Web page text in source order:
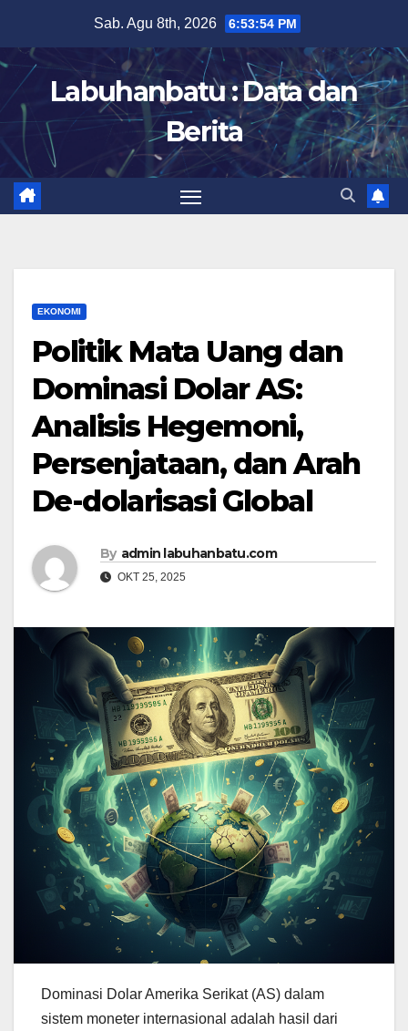
content
Sab. Agu 8th, 2026 6:53:55 PM
Labuhanbatu : Data dan
Berita
EKONOMI
Politik Mata Uang dan
Dominasi Dolar AS:
Analisis Hegemoni,
Persenjataan, dan Arah
De-dolarisasi Global
By admin labuhanbatu.com
OKT 25, 2025
Dominasi Dolar Amerika Serikat (AS) dalam
sistem moneter internasional adalah hasil dari